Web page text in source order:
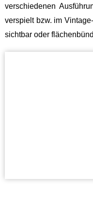
verschiedenen
verspielt bzw. im
sichtbar oder